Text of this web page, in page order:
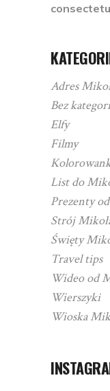
Adres
Bez
Elfy
Filmy
List do
Prezenty
Strój
Święty
Travel tips
Wideo od
Wierszyki
Wioska